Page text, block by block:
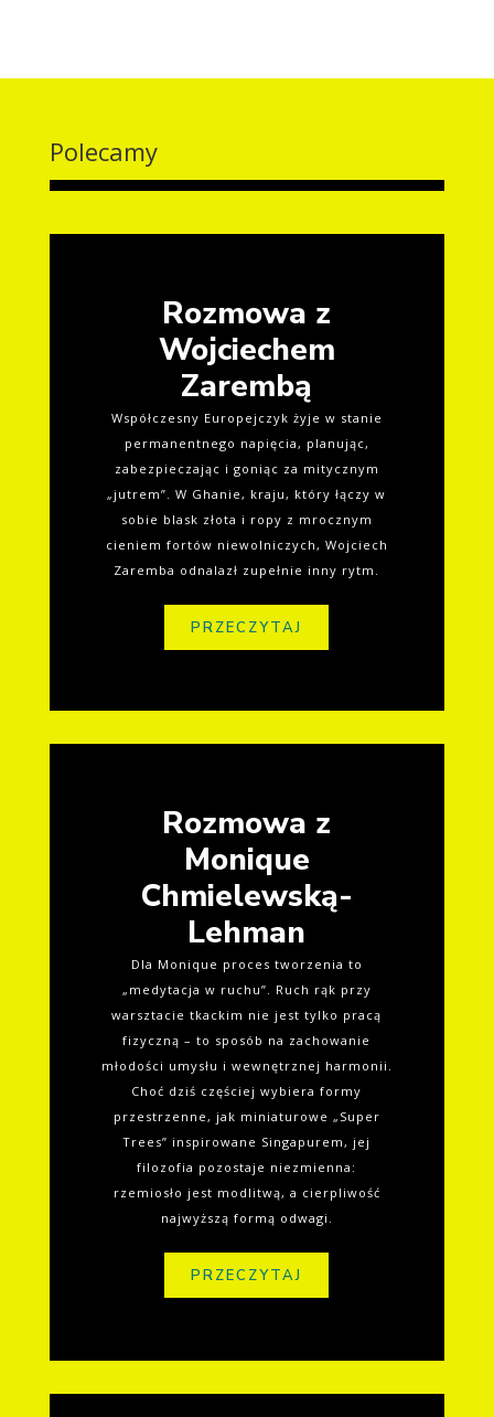
Polecamy
Rozmowa z
Wojciechem
Zarembą
Współczesny Europejczyk żyje w stanie
permanentnego napięcia, planując,
zabezpieczając i goniąc za mitycznym
„jutrem”. W Ghanie, kraju, który łączy w
sobie blask złota i ropy z mrocznym
cieniem fortów niewolniczych, Wojciech
Zaremba odnalazł zupełnie inny rytm.
PRZECZYTAJ
Rozmowa z
Monique
Chmielewską-
Lehman
Dla Monique proces tworzenia to
„medytacja w ruchu”. Ruch rąk przy
warsztacie tkackim nie jest tylko pracą
fizyczną – to sposób na zachowanie
młodości umysłu i wewnętrznej harmonii.
Choć dziś częściej wybiera formy
przestrzenne, jak miniaturowe „Super
Trees” inspirowane Singapurem, jej
filozofia pozostaje niezmienna:
rzemiosło jest modlitwą, a cierpliwość
najwyższą formą odwagi.
PRZECZYTAJ